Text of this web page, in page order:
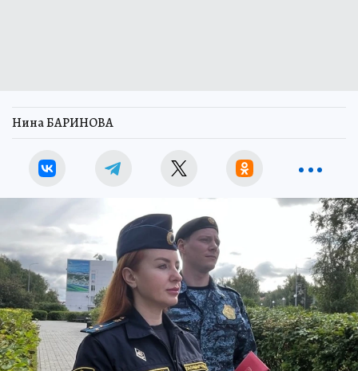
Нина БАРИНОВА